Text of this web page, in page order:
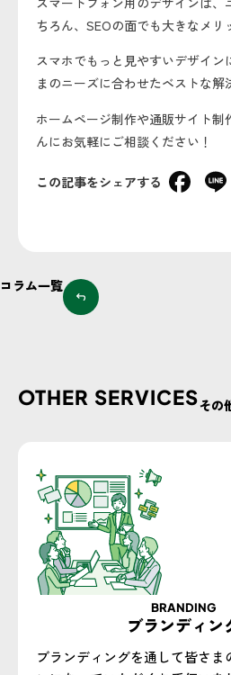
ちろん、SEOの面でも大きなメリ
スマホでもっと見やすいデザイン
まのニーズに合わせたベストな解
ホームページ制作や通販サイト制
んにお気軽にご相談ください！
この記事をシェアする
コラム一覧
OTHER SERVICESその
BRANDING
ブランディン
ブランディングを通して皆さま